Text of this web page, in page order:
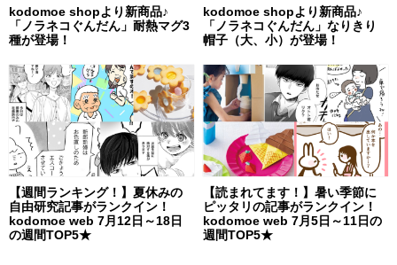
kodomoe shopより新商品♪
「ノラネコぐんだん」耐熱マグ3
種が登場！
kodomoe shopより新商品♪
「ノラネコぐんだん」なりきり
帽子（大、小）が登場！
【週間ランキング！】夏休みの
自由研究記事がランクイン！
kodomoe web 7月12日～18日
の週間TOP5★
【読まれてます！】暑い季節に
ピッタリの記事がランクイン！
kodomoe web 7月5日～11日の
週間TOP5★